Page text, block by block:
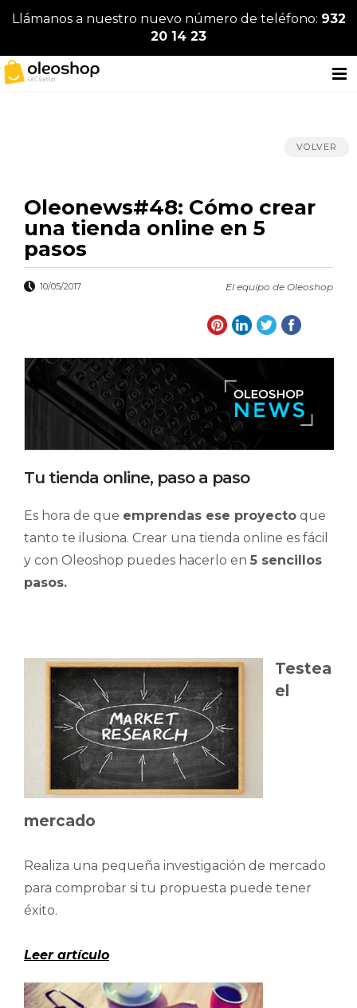
Llámanos a nuestro nuevo número de teléfono: 932
20 14 23
VOLVER
Oleonews#48: Cómo crear
una tienda online en 5
pasos
El equipo de Oleoshop
10/05/2017
Tu tienda online, paso a paso
Es hora de que emprendas ese proyecto que
tanto te ilusiona. Crear una tienda online es fácil
y con Oleoshop puedes hacerlo en 5 sencillos
pasos.
Testea
el
mercado
Realiza una pequeña investigación de mercado
para comprobar si tu propuesta puede tener
éxito.
Leer artículo